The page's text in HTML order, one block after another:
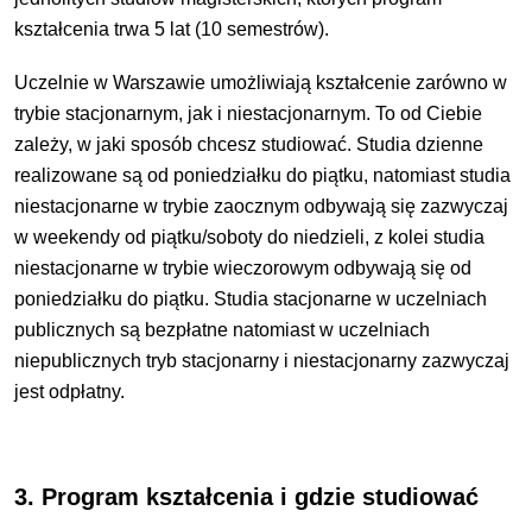
kształcenia trwa 5 lat (10 semestrów).
Uczelnie w Warszawie umożliwiają kształcenie zarówno w
trybie stacjonarnym, jak i niestacjonarnym. To od Ciebie
zależy, w jaki sposób chcesz studiować. Studia dzienne
realizowane są od poniedziałku do piątku, natomiast studia
niestacjonarne w trybie zaocznym odbywają się zazwyczaj
w weekendy od piątku/soboty do niedzieli, z kolei studia
niestacjonarne w trybie wieczorowym odbywają się od
poniedziałku do piątku. Studia stacjonarne w uczelniach
publicznych są bezpłatne natomiast w uczelniach
niepublicznych tryb stacjonarny i niestacjonarny zazwyczaj
jest odpłatny.
3. Program kształcenia i gdzie studiować